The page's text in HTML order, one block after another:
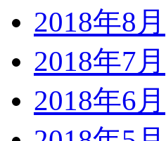
2018年8月
2018年7月
2018年6月